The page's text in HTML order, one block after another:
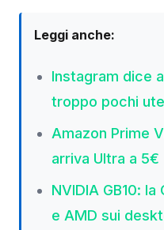
Leggi anche:
Instagram dice
troppo pochi
Amazon Prime
arriva Ultra a 5€
NVIDIA GB10:
e AMD sui